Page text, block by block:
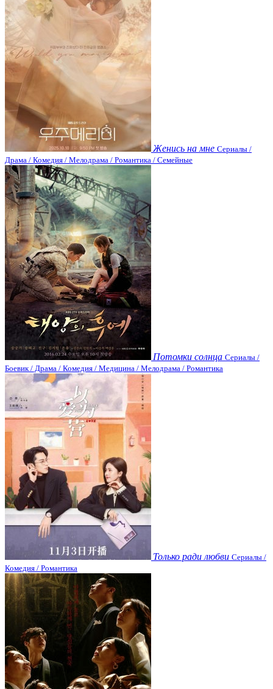
Женись на мне Сериалы /
Драма / Комедия / Мелодрама / Романтика / Семейные
Потомки солнца Сериалы /
Боевик / Драма / Комедия / Медицина / Мелодрама / Романтика
Только ради любви Сериалы /
Комедия / Романтика